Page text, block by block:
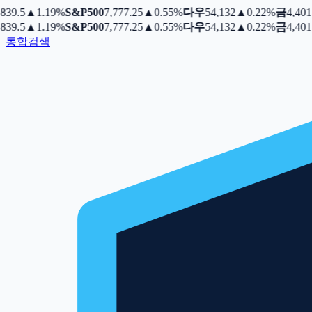
▲1.19%S&P5007,777.25▲0.55%다우54,132▲ 0.22%금4,401.3
▲1.19%S&P5007,777.25▲0.55%다우54,132▲ 0.22%금4,401.3
통합검색